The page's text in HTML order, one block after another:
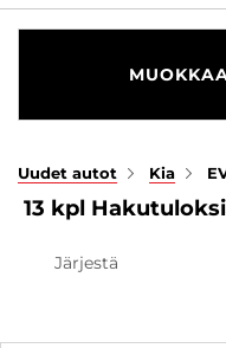
Uudet autot Kia
13 kpl
Järjestä